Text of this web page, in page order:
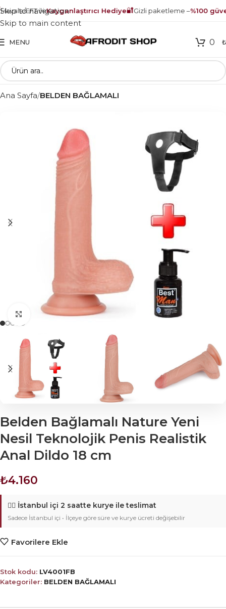
EFT ileKayganlaştırıcı Hediye🔐Gizli paketleme –%100
Skip to navigation
Skip to main content
MENU 0 ₺
Ana Sayfa BELDEN BAĞLAMALI
Click to enlarge
Belden Bağlamalı Nature Yeni
Nesil Teknolojik Penis Realistik
Anal Dildo 18 cm
₺4.160
🚴‍♂️ İstanbul içi 2 saatte kurye ile teslimat
Sadece İstanbul içi • İlçeye göre süre ve kurye ücreti değişebilir
Favorilere Ekle
Stok kodu: LV4001FB
Kategoriler: BELDEN BAĞLAMALI